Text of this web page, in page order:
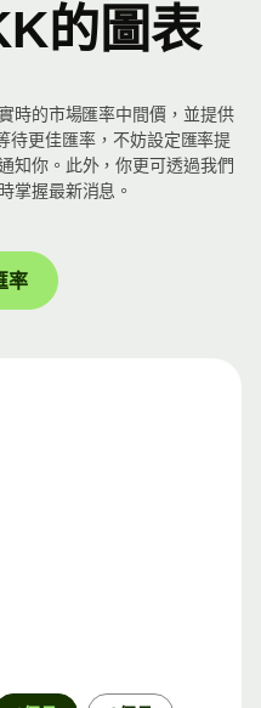
的圖表
時的市場匯率中間價，並提供
待更佳匯率，不妨設定匯率提
知你。此外，你更可透過我們
掌握最新消息。
率